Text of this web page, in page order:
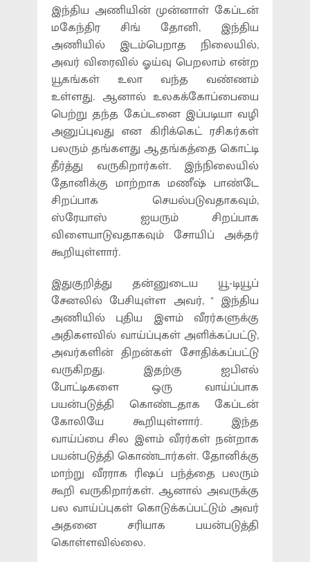
இந்திய அணியின் முன்னாள் கேப்டன்
மகேந்திர சிங் தோனி, இந்திய
அணியில் இடம்பெறாத நிலையில்,
அவர் விரைவில் ஓய்வு பெறலாம் என்ற
யூகங்கள் உலா வந்த வண்ணம்
உள்ளது. ஆனால் உலகக்கோப்பையை
பெற்று தந்த கேப்டனை இப்படியா வழி
அனுப்புவது என கிரிக்கெட் ரசிகர்கள்
பலரும் தங்களது ஆதங்கத்தை கொட்டி
தீர்த்து வருகிறார்கள். இந்நிலையில்
தோனிக்கு மாற்றாக மணீஷ் பாண்டே
சிறப்பாக செயல்படுவதாகவும்,
ஸ்ரேயாஸ் ஐயரும் சிறப்பாக
விளையாடுவதாகவும் சோயிப் அக்தர்
கூறியுள்ளார்.
இதுகுறித்து தன்னுடைய யூ-டியூப்
சேனலில் பேசியுள்ள அவர், '' இந்திய
அணியில் புதிய இளம் வீரர்களுக்கு
அதிகளவில் வாய்ப்புகள் அளிக்கப்பட்டு,
அவர்களின் திறன்கள் சோதிக்கப்பட்டு
வருகிறது. இதற்கு ஐபிஎல்
போட்டிகளை ஒரு வாய்ப்பாக
பயன்படுத்தி கொண்டதாக கேப்டன்
கோலியே கூறியுள்ளார். இந்த
வாய்ப்பை சில இளம் வீரர்கள் நன்றாக
பயன்படுத்தி கொண்டார்கள். தோனிக்கு
மாற்று வீரராக ரிஷப் பந்த்தை பலரும்
கூறி வருகிறார்கள். ஆனால் அவருக்கு
பல வாய்ப்புகள் கொடுக்கப்பட்டும் அவர்
அதனை சரியாக பயன்படுத்தி
கொள்ளவில்லை.